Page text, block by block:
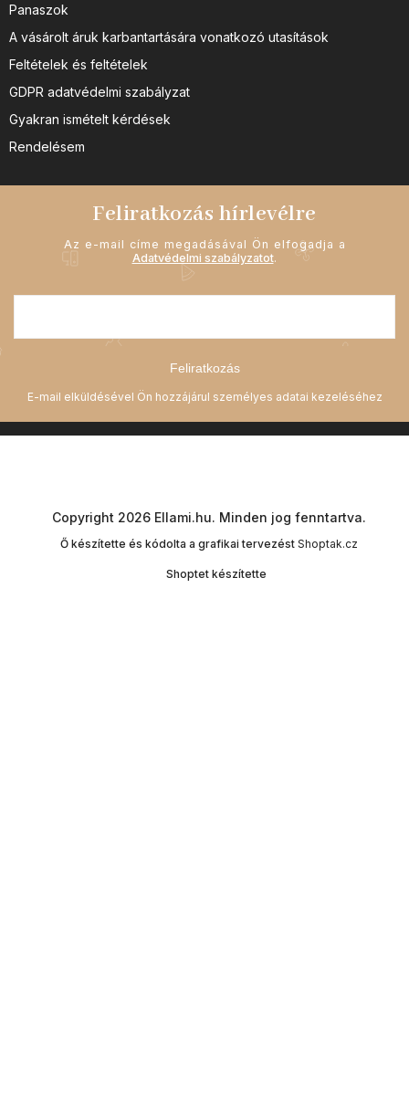
Panaszok
A vásárolt áruk karbantartására vonatkozó utasítások
Feltételek és feltételek
GDPR adatvédelmi szabályzat
Gyakran ismételt kérdések
Rendelésem
Feliratkozás hírlevélre
Az e-mail címe megadásával Ön elfogadja a
Adatvédelmi szabályzatot.
Feliratkozás
Shoptet készítette
Copyright 2026 Ellami.hu. Minden jog fenntartva.
Ő készítette és kódolta a grafikai tervezést Shoptak.cz